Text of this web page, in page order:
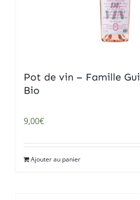
Pot de vin – Famille
Bio
9,00€
Ajouter au panier